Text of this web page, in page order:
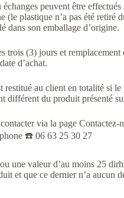
peuvent être
(le plastique n’a pas été retiré
dans son emballage d’origine.
trois (3) jours et remplacement
d’achat.
restitué au client en totalité si
différent du produit présenté
via la page Contactez-
☎️ 06 63 25 30 27
une valeur d’au moins 25
et que ce dernier n’a aucun